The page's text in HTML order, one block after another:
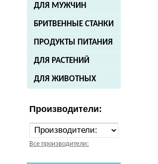
ДЛЯ МУЖЧИН
БРИТВЕННЫЕ СТАНКИ
ПРОДУКТЫ ПИТАНИЯ
ДЛЯ РАСТЕНИЙ
ДЛЯ ЖИВОТНЫХ
Производители:
Все производители: